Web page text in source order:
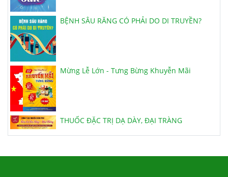
BỆNH SÂU RĂNG CÓ PHẢI DO DI TRUYỀN?
THUỐC ĐẶC TRỊ DẠ DÀY, ĐẠI TRÀNG